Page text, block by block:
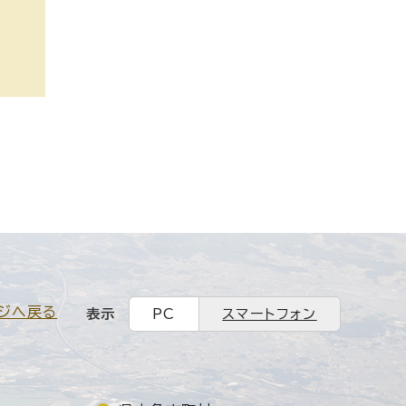
へ戻る 表示 PC スマートフォン